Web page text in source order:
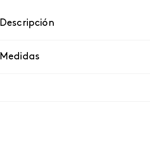
Descripción
Medidas